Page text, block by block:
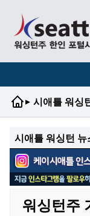
▸ 시애틀 워싱
시애틀 워싱턴 뉴
워싱턴주